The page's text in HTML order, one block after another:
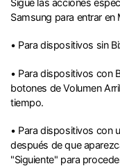
Sigue las acciones
Samsung para entrar
• Para dispositivos sin
• Para dispositivos con
botones de Volumen
tiempo.
• Para dispositivos con
después de que
"Siguiente" para